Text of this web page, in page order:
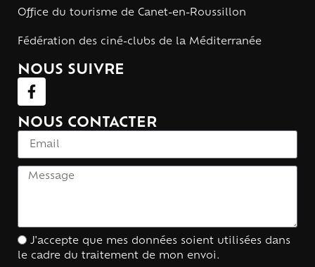
Office du tourisme de Canet-en-Roussillon
Fédération des ciné-clubs de la Méditerranée
NOUS SUIVRE
NOUS CONTACTER
J'accepte que mes données soient utilisées dans
le cadre du traitement de mon envoi.